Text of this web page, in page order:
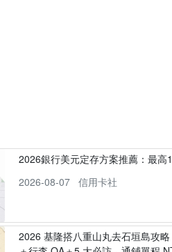
2026銀行美元定存方案推薦：最高
2026-08-07
信用卡社
2026 基隆搭八重山丸去石垣島攻